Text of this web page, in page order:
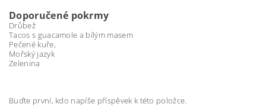
Doporučené pokrmy
Drůbež
Tacos s guacamole a bílým masem
Pečené kuře,
Mořský jazyk
Zelenina
Buďte první, kdo napíše příspěvek k této položce.